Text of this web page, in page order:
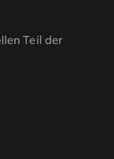
Teil der